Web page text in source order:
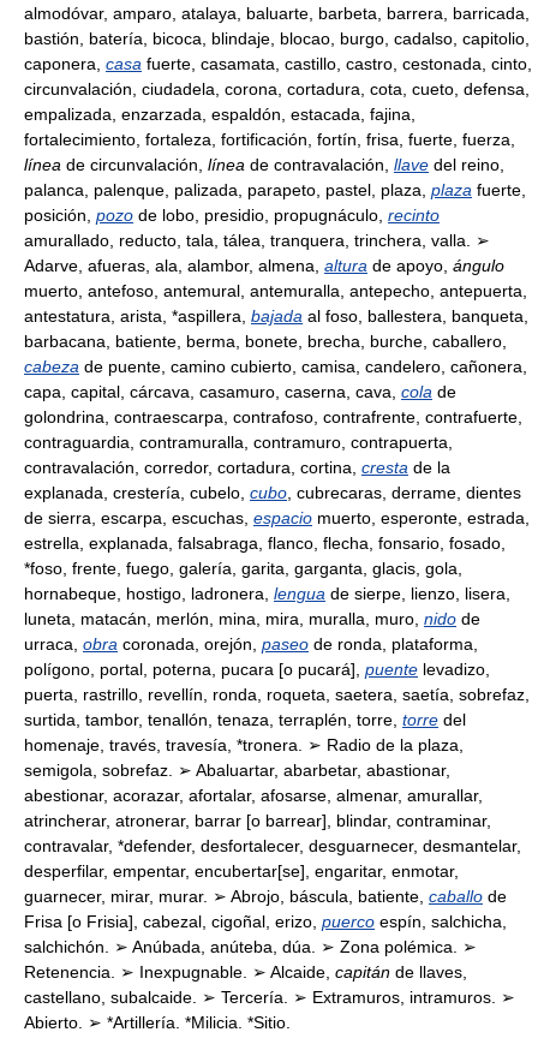
almodóvar, amparo, atalaya, baluarte, barbeta, barrera, barricada,
bastión, batería, bicoca, blindaje, blocao, burgo, cadalso, capitolio,
caponera, casa fuerte, casamata, castillo, castro, cestonada, cinto,
circunvalación, ciudadela, corona, cortadura, cota, cueto, defensa,
empalizada, enzarzada, espaldón, estacada, fajina,
fortalecimiento, fortaleza, fortificación, fortín, frisa, fuerte, fuerza,
línea de circunvalación, línea de contravalación, llave del reino,
palanca, palenque, palizada, parapeto, pastel, plaza, plaza fuerte,
posición, pozo de lobo, presidio, propugnáculo, recinto
amurallado, reducto, tala, tálea, tranquera, trinchera, valla. ➢
Adarve, afueras, ala, alambor, almena, altura de apoyo, ángulo
muerto, antefoso, antemural, antemuralla, antepecho, antepuerta,
antestatura, arista, *aspillera, bajada al foso, ballestera, banqueta,
barbacana, batiente, berma, bonete, brecha, burche, caballero,
cabeza de puente, camino cubierto, camisa, candelero, cañonera,
capa, capital, cárcava, casamuro, caserna, cava, cola de
golondrina, contraescarpa, contrafoso, contrafrente, contrafuerte,
contraguardia, contramuralla, contramuro, contrapuerta,
contravalación, corredor, cortadura, cortina, cresta de la
explanada, crestería, cubelo, cubo , cubrecaras, derrame, dientes
de sierra, escarpa, escuchas, espacio muerto, esperonte, estrada,
estrella, explanada, falsabraga, flanco, flecha, fonsario, fosado,
*foso, frente, fuego, galería, garita, garganta, glacis, gola,
hornabeque, hostigo, ladronera, lengua de sierpe, lienzo, lisera,
luneta, matacán, merlón, mina, mira, muralla, muro, nido de
urraca, obra coronada, orejón, paseo de ronda, plataforma,
polígono, portal, poterna, pucara [o pucará], puente levadizo,
puerta, rastrillo, revellín, ronda, roqueta, saetera, saetía, sobrefaz,
surtida, tambor, tenallón, tenaza, terraplén, torre, torre del
homenaje, través, travesía, *tronera. ➢ Radio de la plaza,
semigola, sobrefaz. ➢ Abaluartar, abarbetar, abastionar,
abestionar, acorazar, afortalar, afosarse, almenar, amurallar,
atrincherar, atronerar, barrar [o barrear], blindar, contraminar,
contravalar, *defender, desfortalecer, desguarnecer, desmantelar,
desperfilar, empentar, encubertar[se], engaritar, enmotar,
guarnecer, mirar, murar. ➢ Abrojo, báscula, batiente, caballo de
Frisa [o Frisia], cabezal, cigoñal, erizo, puerco espín, salchicha,
salchichón. ➢ Anúbada, anúteba, dúa. ➢ Zona polémica. ➢
Retenencia. ➢ Inexpugnable. ➢ Alcaide, capitán de llaves,
castellano, subalcaide. ➢ Tercería. ➢ Extramuros, intramuros. ➢
Abierto. ➢ *Artillería. *Milicia. *Sitio.